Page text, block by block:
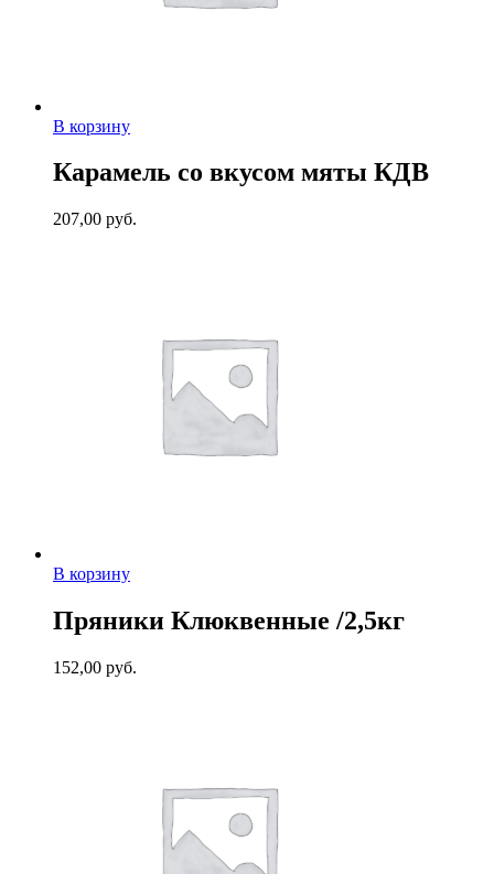
В корзину
Карамель со вкусом мяты КДВ
207,00 руб.
В корзину
Пряники Клюквенные /2,5кг
152,00 руб.